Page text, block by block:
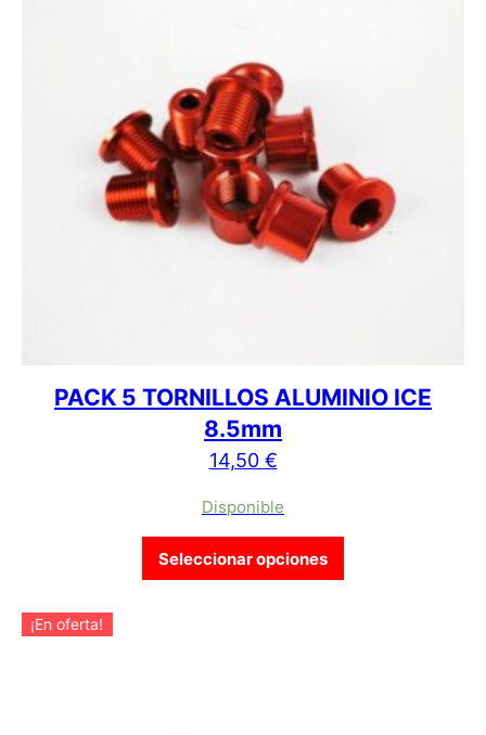
PACK 5 TORNILLOS ALUMINIO ICE
8.5mm
14,50 €
Disponible
Seleccionar opciones
¡En oferta!